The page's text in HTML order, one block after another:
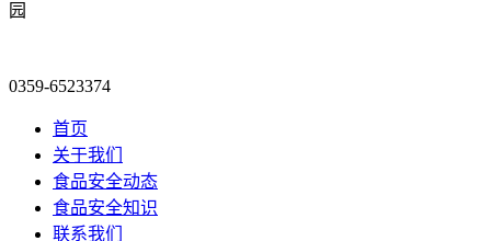
园
0359-6523374
首页
关于我们
食品安全动态
食品安全知识
联系我们